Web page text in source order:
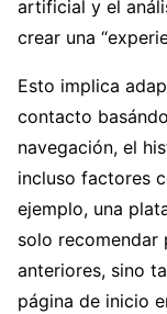
artificial y el
crear una
Esto implica
contacto
navegación, el
incluso factores
ejemplo, una
solo recomendar
anteriores, sino
página de inicio